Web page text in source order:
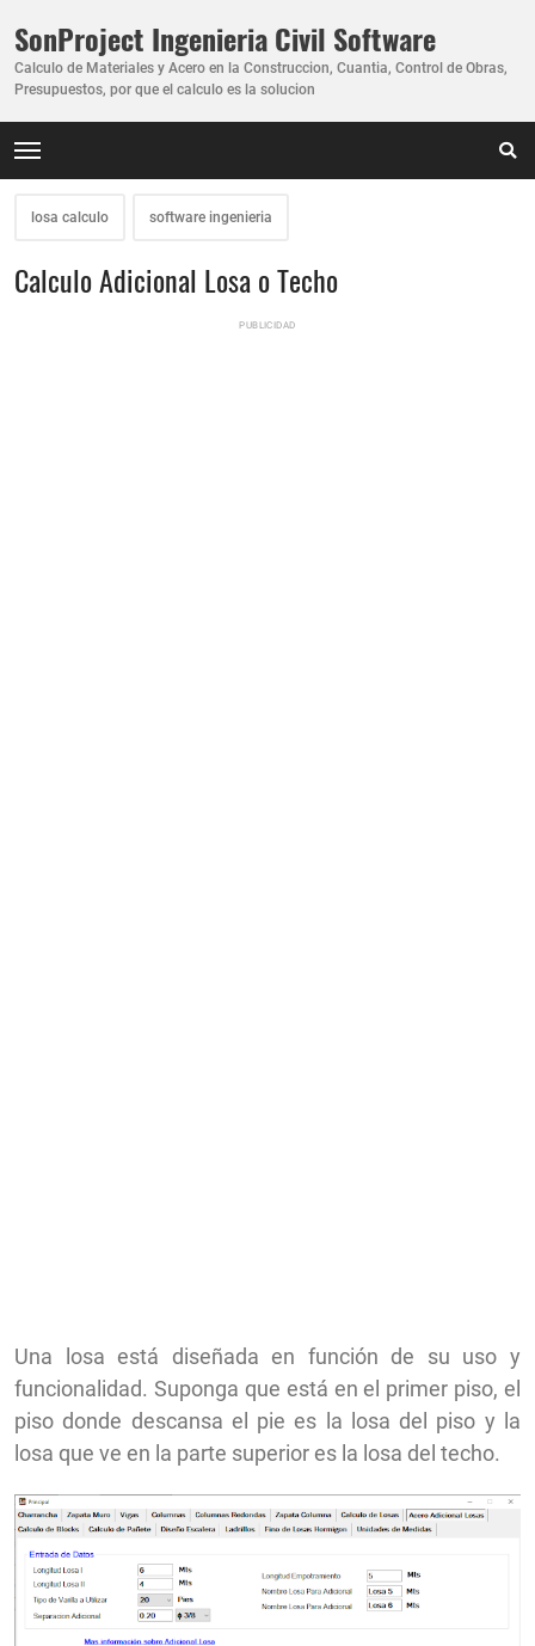
SonProject Ingenieria Civil Software
Calculo de Materiales y Acero en la Construccion, Cuantia, Control de Obras,
Presupuestos, por que el calculo es la solucion
losa calculo software ingenieria
Calculo Adicional Losa o Techo
Una losa está diseñada en función de su uso y
funcionalidad. Suponga que está en el primer piso, el
piso donde descansa el pie es la losa del piso y la
losa que ve en la parte superior es la losa del techo.